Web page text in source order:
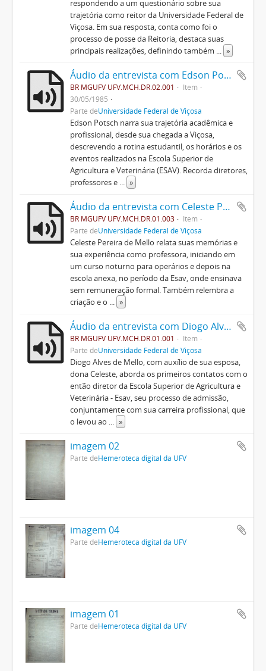
respondendo a um questionário sobre sua
trajetória como reitor da Universidade Federal de
Viçosa. Em sua resposta, conta como foi o
processo de posse da Reitoria, destaca suas
principais realizações, definindo também
»
Áudio da entrevista com Edson Potsch Magalhães
BR MGUFV UFV.MCH.DR.02.001
Item
30/05/1985
Parte deUniversidade Federal de Viçosa
Edson Potsch narra sua trajetória acadêmica e
profissional, desde sua chegada a Viçosa,
descrevendo a rotina estudantil, os horários e os
eventos realizados na Escola Superior de
Agricultura e Veterinária (ESAV). Recorda diretores,
professores e
»
Áudio da entrevista com Celeste Pereira de Mello
BR MGUFV UFV.MCH.DR.01.003
Item
Parte deUniversidade Federal de Viçosa
Celeste Pereira de Mello relata suas memórias e
sua experiência como professora, iniciando em
um curso noturno para operários e depois na
escola anexa, no período da Esav, onde ensinava
sem remuneração formal. Também relembra a
criação e o
»
Áudio da entrevista com Diogo Alves de Mello
BR MGUFV UFV.MCH.DR.01.001
Item
Parte deUniversidade Federal de Viçosa
Diogo Alves de Mello, com auxílio de sua esposa,
dona Celeste, aborda os primeiros contatos com o
então diretor da Escola Superior de Agricultura e
Veterinária - Esav, seu processo de admissão,
conjuntamente com sua carreira profissional, que
o levou ao
»
imagem 02
Parte deHemeroteca digital da UFV
imagem 04
Parte deHemeroteca digital da UFV
imagem 01
Parte deHemeroteca digital da UFV